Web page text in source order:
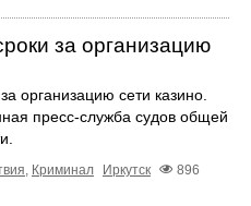
за организацию
организацию сети казино.
пресс‑служба судов общей
, Криминал Иркутск
896